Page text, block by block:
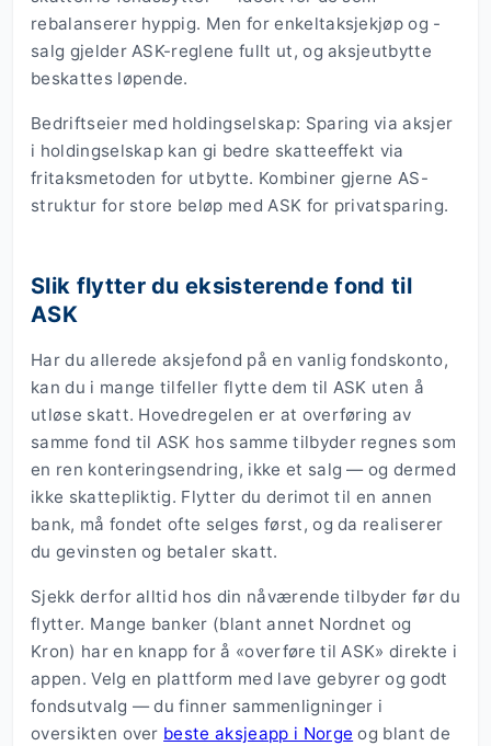
rebalanserer hyppig. Men for enkeltaksjekjøp og -
salg gjelder ASK-reglene fullt ut, og aksjeutbytte
beskattes løpende.
Bedriftseier med holdingselskap: Sparing via aksjer
i holdingselskap kan gi bedre skatteeffekt via
fritaksmetoden for utbytte. Kombiner gjerne AS-
struktur for store beløp med ASK for privatsparing.
Slik flytter du eksisterende fond til
ASK
Har du allerede aksjefond på en vanlig fondskonto,
kan du i mange tilfeller flytte dem til ASK uten å
utløse skatt. Hovedregelen er at overføring av
samme fond til ASK hos samme tilbyder regnes som
en ren konteringsendring, ikke et salg — og dermed
ikke skattepliktig. Flytter du derimot til en annen
bank, må fondet ofte selges først, og da realiserer
du gevinsten og betaler skatt.
Sjekk derfor alltid hos din nåværende tilbyder før du
flytter. Mange banker (blant annet Nordnet og
Kron) har en knapp for å «overføre til ASK» direkte i
appen. Velg en plattform med lave gebyrer og godt
fondsutvalg — du finner sammenligninger i
oversikten over beste aksjeapp i Norge og blant de